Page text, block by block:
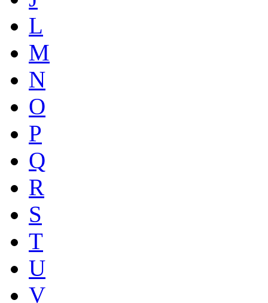
L
M
N
O
P
Q
R
S
T
U
V